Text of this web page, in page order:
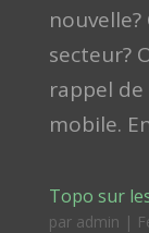
secteur?
rappel
mobile.
Topo sur
par admin |